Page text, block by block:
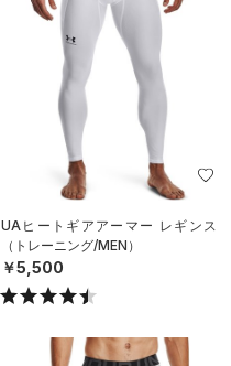
UAヒートギアアーマー レギンス
（トレーニング/MEN）
￥5,500